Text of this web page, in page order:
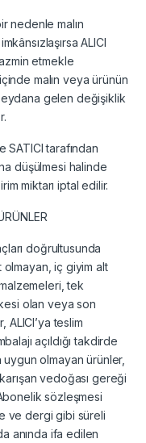
nedenle malın
ALICI
etmekle
malın veya ürünün
gelen değişiklik
SATICI tarafından
düşülmesi halinde
miktarı iptal edilir.
doğrultusunda
iç giyim alt
tek
olan veya son
ALICI’ya teslim
açıldığı takdirde
uygun olmayan ürünler,
vedoğası gereği
sözleşmesi
ve dergi gibi süreli
anında ifa edilen